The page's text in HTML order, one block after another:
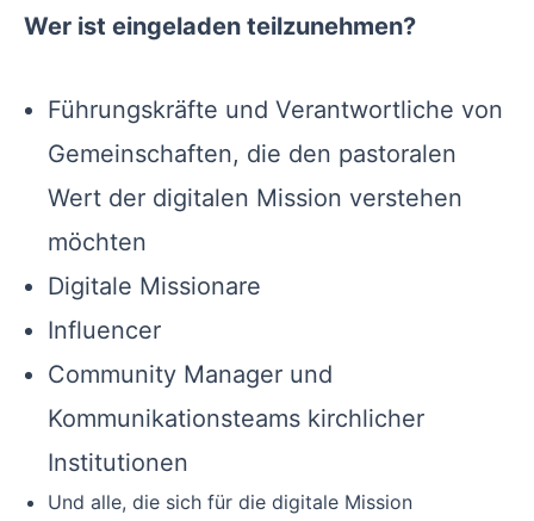
Wer ist eingeladen teilzunehmen?
Führungskräfte und Verantwortliche von
Gemeinschaften, die den pastoralen
Wert der digitalen Mission verstehen
möchten
Digitale Missionare
Influencer
Community Manager und
Kommunikationsteams kirchlicher
Institutionen
Und alle, die sich für die digitale Mission